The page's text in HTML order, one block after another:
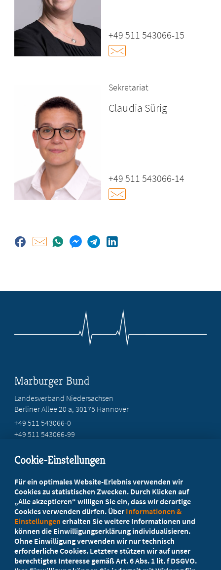
+49 511 543066-15
Sekretariat
Claudia Sürig
+49 511 543066-14
Marburger Bund
Landesverband Niedersachsen
Berliner Allee 20 a, 30175 Hannover
+49 511 543066-0
+49 511 543066-99
Ihr Landesverband berät Sie!
Ansprechpartner
Werden Sie jetzt Mitglied
Cookie-Einstellungen
Für ein optimales Website-Erlebnis verwenden wir
Cookies zu statistischen Zwecken. Durch Klicken auf
„Alle akzeptieren“ willigen Sie ein, dass wir derartige
Cookies verwenden dürfen. Über Informationen &
Einstellungen erhalten Sie weitere Informationen und
können die Einwilligungserklärung individualisieren.
Ohne Einwilligung verwenden wir nur technisch
erforderliche Cookies. Letztere stützen wir auf unser
berechtigtes Interesse gemäß Art. 6 Abs. 1 lit. f DSGVO.